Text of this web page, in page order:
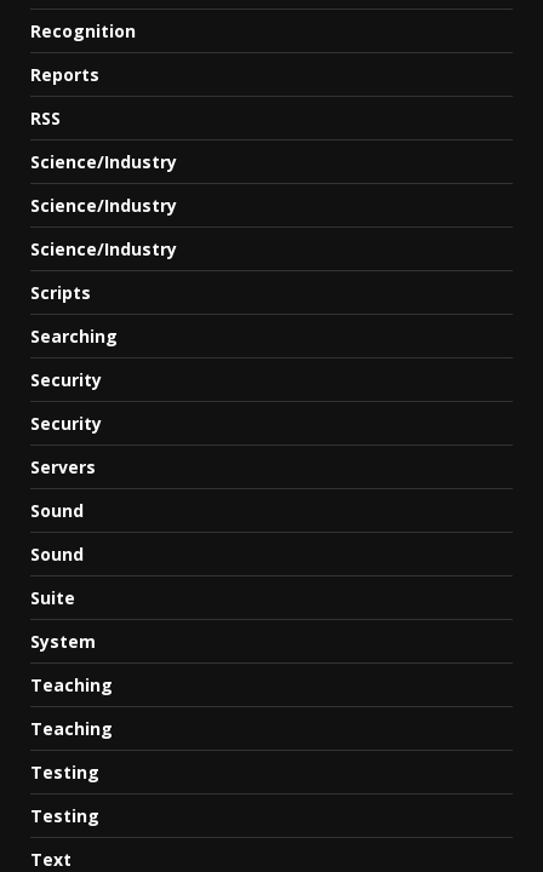
Recognition
Reports
RSS
Science/Industry
Science/Industry
Science/Industry
Scripts
Searching
Security
Security
Servers
Sound
Sound
Suite
System
Teaching
Teaching
Testing
Testing
Text